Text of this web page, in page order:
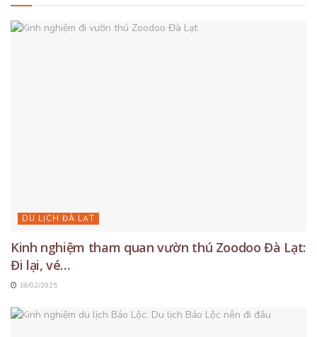
DU LỊCH ĐÀ LẠT
Kinh nghiệm tham quan vườn thú Zoodoo Đà Lạt:
Đi lại, vé…
18/02/2025